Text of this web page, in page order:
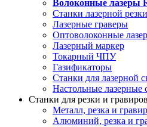
Волоконные лазеры
Станки лазерной резки
Лазерные граверы
Оптоволоконные
Лазерный маркер
Токарный ЧПУ
Газификаторы
Cтанки для лазерной
Настольные лазерные
Станки для резки и
Металл, резка и
Алюминий, резка и